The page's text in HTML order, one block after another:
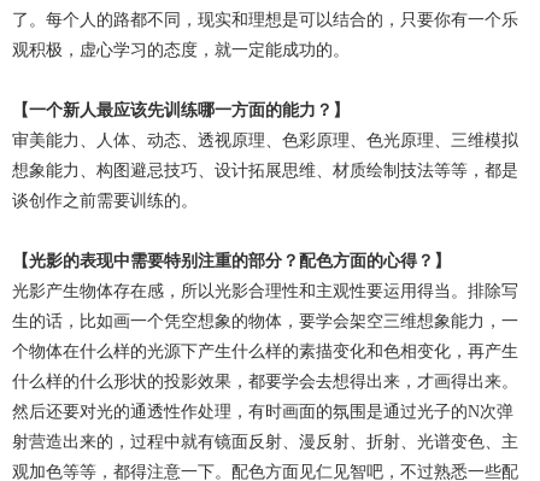
了。每个人的路都不同，现实和理想是可以结合的，只要你有一个乐
观积极，虚心学习的态度，就一定能成功的。
【一个新人最应该先训练哪一方面的能力？】
审美能力、人体、动态、透视原理、色彩原理、色光原理、三维模拟
想象能力、构图避忌技巧、设计拓展思维、材质绘制技法等等，都是
谈创作之前需要训练的。
【光影的表现中需要特别注重的部分？配色方面的心得？】
光影产生物体存在感，所以光影合理性和主观性要运用得当。排除写
生的话，比如画一个凭空想象的物体，要学会架空三维想象能力，一
个物体在什么样的光源下产生什么样的素描变化和色相变化，再产生
什么样的什么形状的投影效果，都要学会去想得出来，才画得出来。
然后还要对光的通透性作处理，有时画面的氛围是通过光子的N次弹
射营造出来的，过程中就有镜面反射、漫反射、折射、光谱变色、主
观加色等等，都得注意一下。配色方面见仁见智吧，不过熟悉一些配